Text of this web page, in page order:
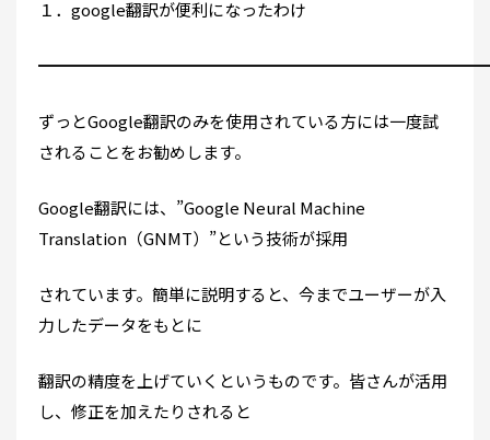
１．google翻訳が便利になったわけ
ずっとGoogle翻訳のみを使用されている方には一度試
されることをお勧めします。
Google翻訳には、”Google Neural Machine
Translation（GNMT）”という技術が採用
されています。簡単に説明すると、今までユーザーが入
力したデータをもとに
翻訳の精度を上げていくというものです。皆さんが活用
し、修正を加えたりされると